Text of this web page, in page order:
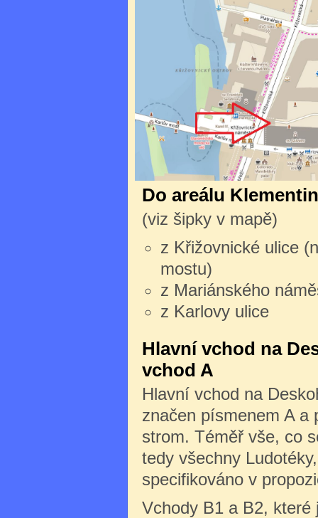
Do areálu
(viz šipky v mapě)
z Křižovnické ulice
mostu)
z Mariánského
z Karlovy ulice
Hlavní vchod na
vchod A
Hlavní vchod na
značen písmenem A a
strom. Téměř vše, co
tedy všechny
specifikováno v
Vchody B1 a B2, které